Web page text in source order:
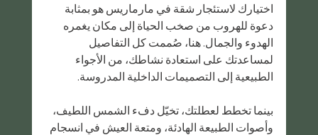
اختيارك لاستئجار شقة في مارماريس هو بمثابة
دعوة للهروب من صخب الحياة إلى مكان يغمره
الهدوء والجمال. هنا، صُممت كل التفاصيل
لمساعدتك على استعادة نشاطك، من الأجواء
الطبيعية إلى التصميمات الداخلية المدروسة.
بينما تخطط لعطلتك، تخيّل دفء الشمس اللطيف،
وأصوات الطبيعة الهادئة، ومتعة العيش في انسجام